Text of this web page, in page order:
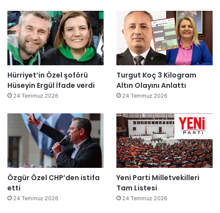
Hürriyet’in Özel şoförü
Hüseyin Ergül İfade verdi
24 Temmuz 2026
Turgut Koç 3 Kilogram
Altın Olayını Anlattı
24 Temmuz 2026
Özgür Özel CHP’den istifa
etti
24 Temmuz 2026
Yeni Parti Milletvekilleri
Tam Listesi
24 Temmuz 2026